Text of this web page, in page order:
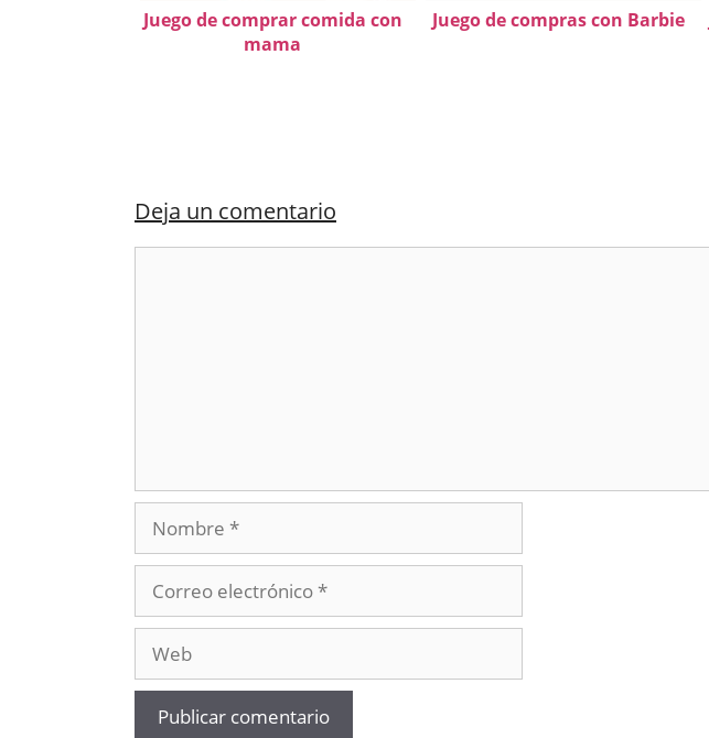
Juego de comprar comida con
mama
Juego de compras con Barbie
Deja un comentario
Nombre
electrónico